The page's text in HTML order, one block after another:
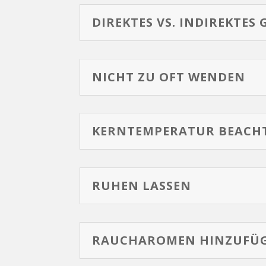
DIREKTES VS. INDIREKTES
NICHT ZU OFT WENDEN
KERNTEMPERATUR
RUHEN LASSEN
RAUCHAROMEN